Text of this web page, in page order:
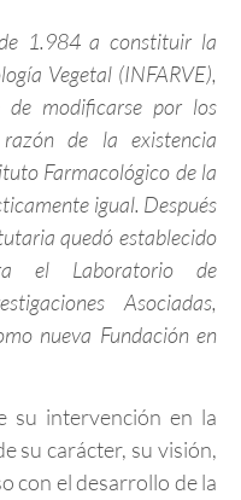
1.984 a constituir la
Vegetal (INFARVE),
modificarse por los
razón de la existencia
Farmacológico de la
igual. Después
quedó establecido
el Laboratorio de
Asociadas,
nueva Fundación en
su intervención en la
su carácter, su visión,
con el desarrollo de la